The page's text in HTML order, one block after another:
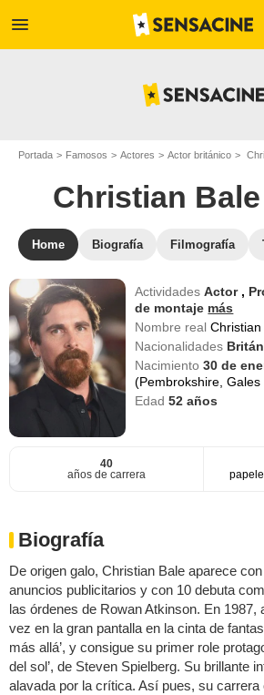
menu
Portada Famosos Actores Actor británico
Christian Bale
Home Biografía Filmografía
ActividadesActor ,
de montaje más
Nombre real
Nacionalidades
Nacimiento30 de
(Pembrokshire,
Edad52 años
40
años de carrera
Biografía
De origen galo, Christian Bale aparece
anuncios publicitarios y con 10 debuta
las órdenes de Rowan Atkinson. En 1987,
vez en la gran pantalla en la cinta de
más allá’, y consigue su primer role
del sol’, de Steven Spielberg. Su brillante
alavada por la crítica. Así pues, su